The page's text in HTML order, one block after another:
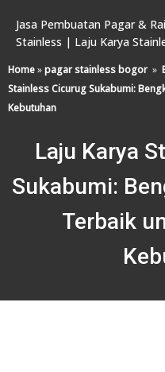
Jasa Pembuatan Pagar &
Stainless | Laju Karya
Home»pagar stainless bogor »
Stainless Cicurug Sukabumi:
Kebutuhan
Laju Karya
Sukabumi:
Terbaik